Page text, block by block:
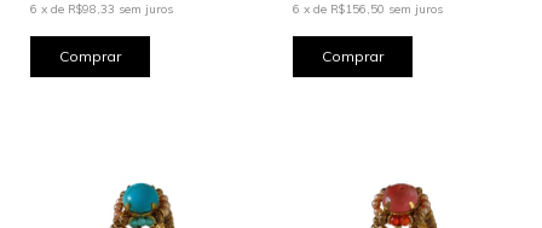
6 x de R$98,33 sem juros 6 x de R$156,50 sem juros